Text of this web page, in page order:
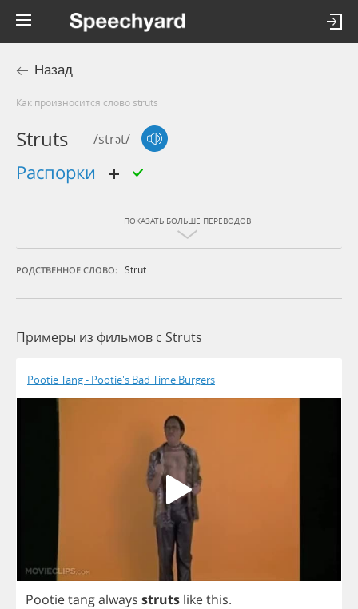
Назад
Как произносится слово struts
Struts /strət/
распорки
ПОКАЗАТЬ БОЛЬШЕ ПЕРЕВОДОВ
РОДСТВЕННОЕ СЛОВО: Strut
Примеры из фильмов c Struts
Pootie Tang - Pootie's Bad Time Burgers
Pootietangalways struts likethis.